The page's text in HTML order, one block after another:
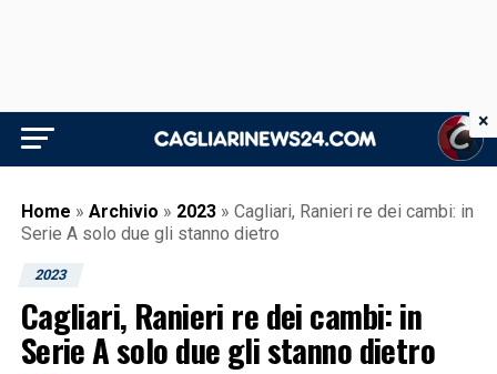
Home » Archivio » 2023 » Cagliari, Ranieri re dei cambi: in
Serie A solo due gli stanno dietro
2023
Cagliari, Ranieri re dei cambi: in
Serie A solo due gli stanno dietro
×